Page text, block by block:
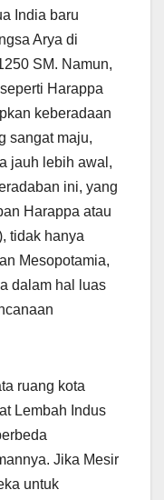
India baru
Arya di
SM. Namun,
Harappa
keberadaan
sangat maju,
jauh lebih awal,
ini, yang
Harappa atau
tidak hanya
Mesopotamia,
dalam hal luas
ruang kota
Lembah Indus
Jika Mesir
untuk